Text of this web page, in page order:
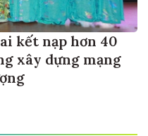
kết nạp hơn 40
xây dựng mạng